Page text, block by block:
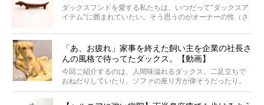
ダックスフンドを愛する私たちは、いつだって“ダックスア
イテム”に囲まれていたい。そう思うのがオーナーの性（さ
ムをご紹介。
「あ、お疲れ」家事を終えた飼い主を企業の社長さ
んの風格で待ってたダックス。【動画】
今回ご紹介するのは、人間味溢れるダックス。二足立ちで
おねだりしていたり、ソファの座り方が偉そうだったり。
今にも言葉を発しそうなダックスの姿は、もう人間にしか